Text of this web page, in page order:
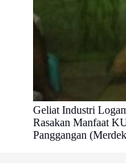
Geliat Industri
Rasakan Manfaat
Panggangan